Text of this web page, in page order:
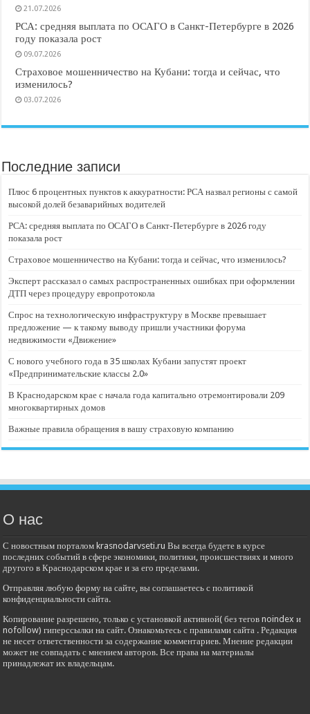
21.07.2026
РСА: средняя выплата по ОСАГО в Санкт-Петербурге в 2026
году показала рост
09.07.2026
Страховое мошенничество на Кубани: тогда и сейчас, что
изменилось?
03.07.2026
Последние записи
Плюс 6 процентных пунктов к аккуратности: РСА назвал регионы с самой
высокой долей безаварийных водителей
РСА: средняя выплата по ОСАГО в Санкт-Петербурге в 2026 году
показала рост
Страховое мошенничество на Кубани: тогда и сейчас, что изменилось?
Эксперт рассказал о самых распространенных ошибках при оформлении
ДТП через процедуру европротокола
Спрос на технологическую инфраструктуру в Москве превышает
предложение — к такому выводу пришли участники форума
недвижимости «Движение»
С нового учебного года в 35 школах Кубани запустят проект
«Предпринимательские классы 2.0»
В Краснодарском крае с начала года капитально отремонтировали 209
многоквартирных домов
Важные правила обращения в вашу страховую компанию
О нас
С новостным порталом krasnodarvseti.ru Вы всегда будете в курсе
последних событий в сфере экономики, политики, происшествиях и много
другого в Краснодарском крае и за его пределами.
Отправляя любую форму на сайте, вы соглашаетесь с политикой
конфиденциальности сайта.
Копирование разрешено, только с установкой активной( без тегов noindex и
nofollow) гиперссылки на сайт. Ознакомьтесь с правилами сайта . Редакция
не несет ответственности за содержание комментариев. Мнение редакции
может не совпадать с мнением авторов. Все права на материалы
принадлежат их владельцам.